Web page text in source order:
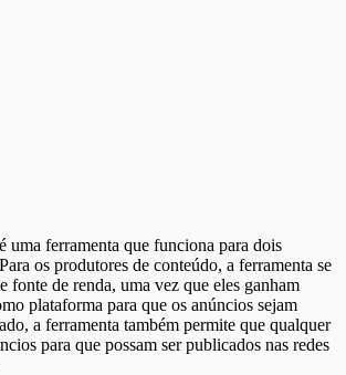
é uma ferramenta que funciona para dois
os produtores de conteúdo, a ferramenta se
fonte de renda, uma vez que eles ganham
plataforma para que os anúncios sejam
a ferramenta também permite que qualquer
para que possam ser publicados nas redes